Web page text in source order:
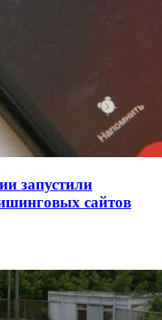
экспорт:
млн долларов
запустили
сайтов